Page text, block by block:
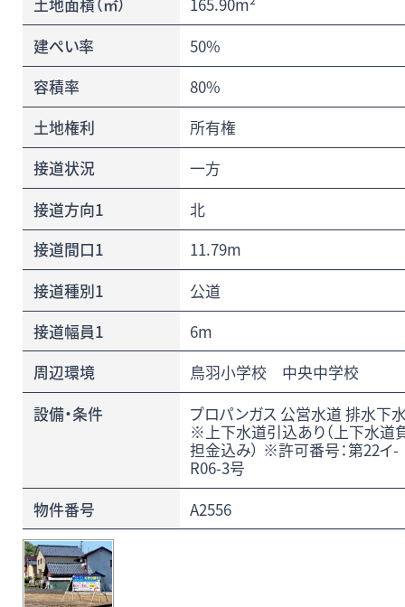
建ぺい率
50%
容積率
80%
土地権利
所有権
接道状況
一方
接道方向1
北
接道間口1
11.79m
接道種別1
公道
接道幅員1
6m
周辺環境
鳥羽小学校 中央中学校
設備・条件
プロパンガス 公営水道 排水下
※上下水道引込あり（上下水道
担金込み） ※許可番号：第22イ-
R06-3号
物件番号
A2556